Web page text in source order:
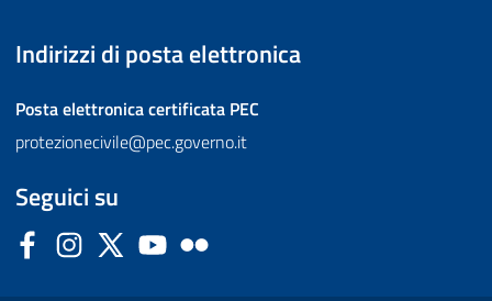
Indirizzi di posta elettronica
Posta elettronica certificata PEC
protezionecivile@pec.governo.it
Seguici su
FacebookInstagram
Twitter YouTube